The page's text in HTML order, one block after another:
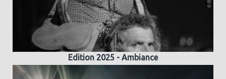
Edition 2025 - Ambiance